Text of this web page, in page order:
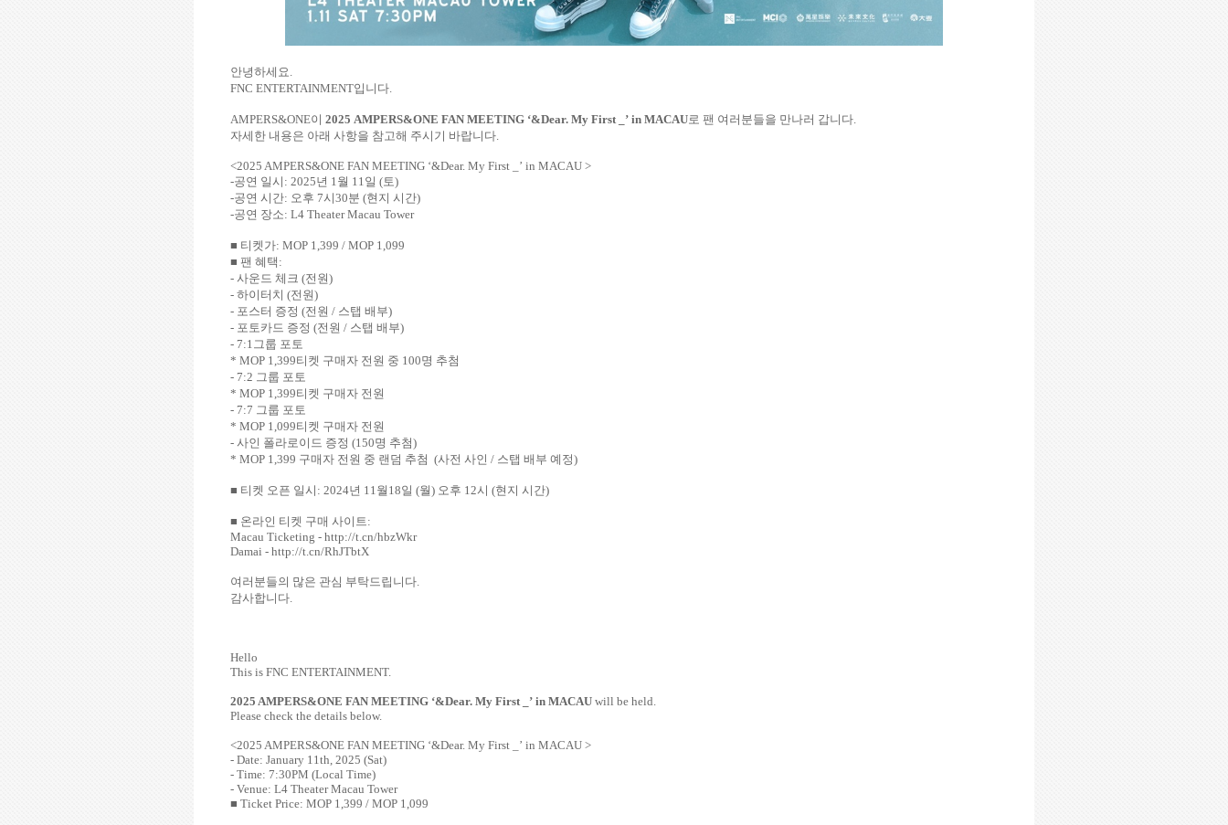
안녕하세요.
FNC ENTERTAINMENT입니다.
AMPERS&ONE이 2025 AMPERS&ONE FAN MEETING ‘&Dear. My First _ ’ in MACAU로 팬 여러분들을 만나러 갑니다.
자세한 내용은 아래 사항을 참고해 주시기 바랍니다.
<2025 AMPERS&ONE FAN MEETING ‘&Dear. My First _ ’ in MACAU >
-공연 일시 : 2025년 1월 11일 (토)
-공연 시간: 오후 7시30분 (현지 시간)
-공연 장소: L4 Theater Macau Tower
■ 티켓가: MOP 1,399 / MOP 1,099
■ 팬 혜택 :
- 사운드 체크 (전원)
- 하이터치 (전원)
- 포스터 증정 (전원 / 스탭 배부)
- 포토카드 증정 (전원 / 스탭 배부)
- 7:1그룹 포토
* MOP 1,399티켓 구매자 전원 중 100명 추첨
- 7:2 그룹 포토
* MOP 1,399티켓 구매자 전원
- 7:7 그룹 포토
* MOP 1,099티켓 구매자 전원
- 사인 폴라로이드 증정 (150명 추첨)
* MOP 1,399 구매자 전원 중 랜덤 추첨 (사전 사인 / 스탭 배부 예정)
■ 티켓 오픈 일시 : 2024년 11월 18일 (월) 오후 12시 (현지 시간)
■ 온라인 티켓 구매 사이트:
Macau Ticketing - http://t.cn/hbzWkr
Damai - http://t.cn/RhJTbtX
여러분들의 많은 관심 부탁드립니다.
감사합니다.
Hello
This is FNC ENTERTAINMENT.
2025 AMPERS&ONE FAN MEETING ‘&Dear. My First _ ’ in MACAU will be held.
Please check the details below.
<2025 AMPERS&ONE FAN MEETING ‘&Dear. My First _ ’ in MACAU >
- Date: January 11th, 2025 (Sat)
- Time: 7:30PM (Local Time)
- Venue: L4 Theater Macau Tower
■ Ticket Price: MOP 1,399 / MOP 1,099